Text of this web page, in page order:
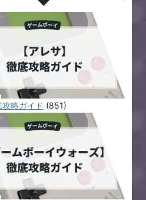
略ガイド (851)